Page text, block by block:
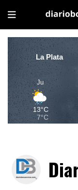
La Plata
Ju
13°C
7°C